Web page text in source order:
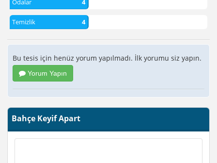
Odalar 4
Temizlik 4
Bu tesis için henüz yorum yapılmadı. İlk yorumu siz yapın.
Yorum Yapın
Bahçe Keyif Apart